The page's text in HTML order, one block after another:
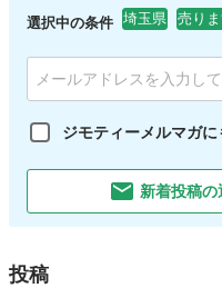
選択中の条件 埼玉県 売り
ジモティーメルマガに
新着投稿
投稿